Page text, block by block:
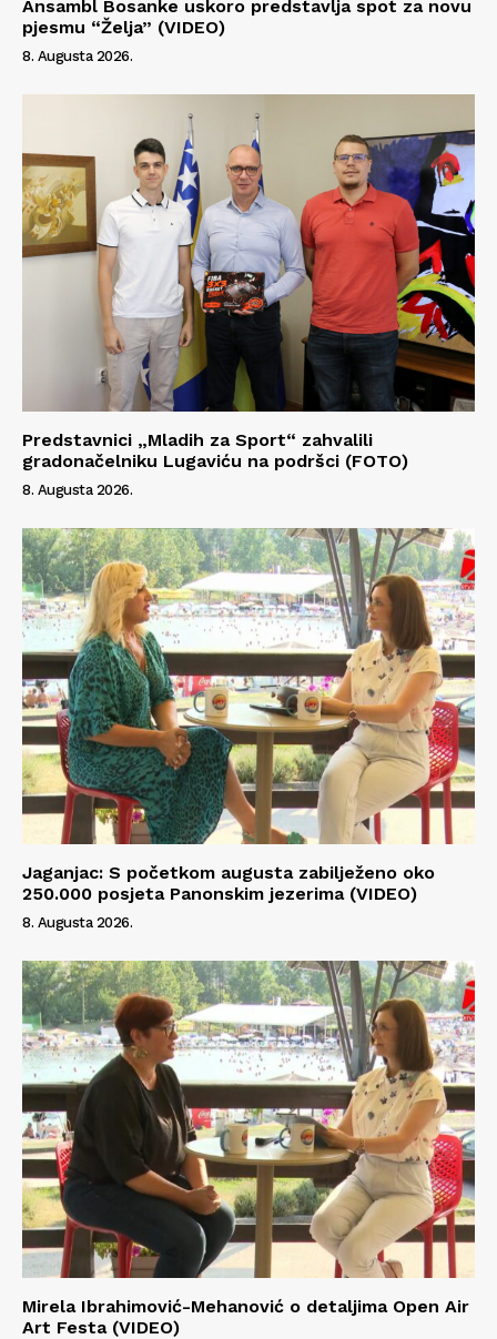
Info
Impressum
Ansambl Bosanke uskoro predstavlja spot za novu
pjesmu “Želja” (VIDEO)
8. Augusta 2026.
Predstavnici „Mladih za Sport“ zahvalili
gradonačelniku Lugaviću na podršci (FOTO)
8. Augusta 2026.
Jaganjac: S početkom augusta zabilježeno oko
250.000 posjeta Panonskim jezerima (VIDEO)
8. Augusta 2026.
Mirela Ibrahimović-Mehanović o detaljima Open Air
Art Festa (VIDEO)